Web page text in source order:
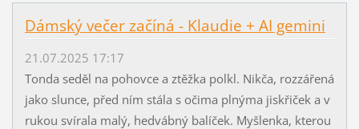
Dámský večer začíná - Klaudie + AI gemini
21.07.2025 17:17
Tonda seděl na pohovce a ztěžka polkl. Nikča, rozzářená
jako slunce, před ním stála s očima plnýma jiskřiček a v
rukou svírala malý, hedvábný balíček. Myšlenka, kterou